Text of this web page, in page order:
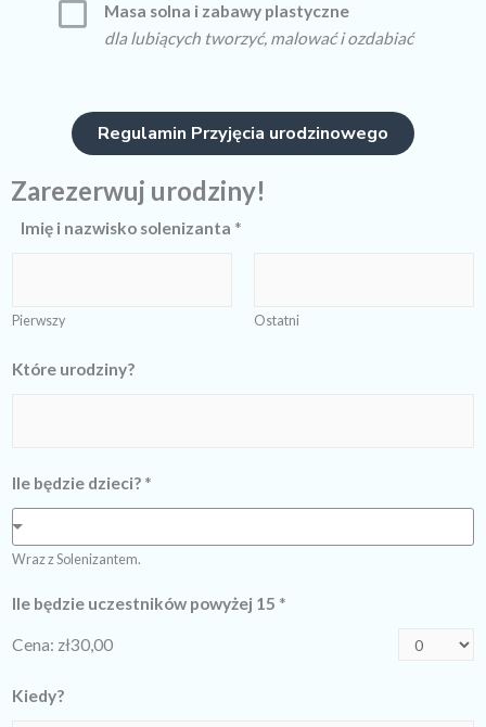
Masa solna i zabawy plastyczne
dla lubiących tworzyć, malować i ozdabiać
Regulamin Przyjęcia urodzinowego
Zarezerwuj urodziny!
Imię i nazwisko solenizanta *
Pierwszy Ostatni
Które urodziny?
Ile będzie dzieci? *
Wraz z Solenizantem.
Ile będzie uczestników powyżej 15 *
Cena: zł30,00
Kiedy?